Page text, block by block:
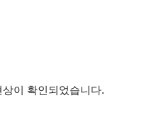
이 확인되었습니다.